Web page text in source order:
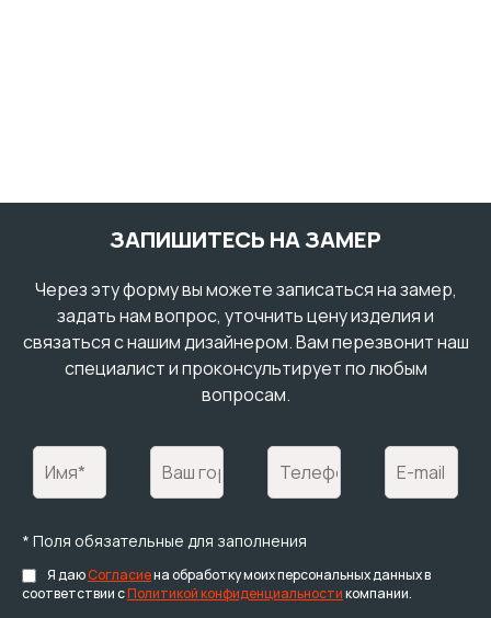
ЗАПИШИТЕСЬ НА ЗАМЕР
Через эту форму вы можете записаться на замер,
задать нам вопрос, уточнить цену изделия и
связаться с нашим дизайнером. Вам перезвонит наш
специалист и проконсультирует по любым
вопросам.
* Поля обязательные для заполнения
Я даюСогласиена обработку моих персональных данных в
соответствии сПолитикой конфиденциальностикомпании.